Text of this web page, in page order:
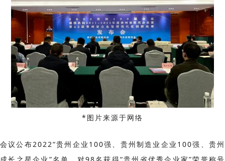
*图片来源于网络
会议公布2022“贵州企业100强、贵州制造业企业100强、贵州